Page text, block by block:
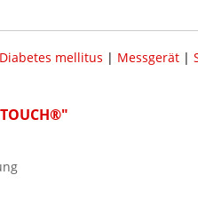
Diabetes mellitus | Messgerät|